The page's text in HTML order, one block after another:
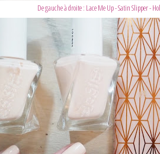
De gauche à droite : Lace Me Up - Satin Slipper -